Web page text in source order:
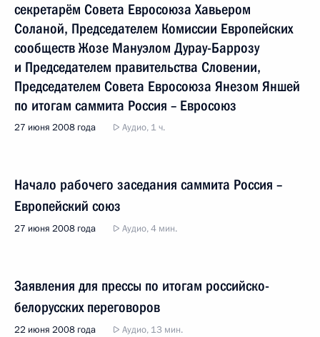
секретарём Совета Евросоюза Хавьером
Соланой, Председателем Комиссии Европейских
сообществ Жозе Мануэлом Дурау-Баррозу
и Председателем правительства Словении,
Председателем Совета Евросоюза Янезом Яншей
по итогам саммита Россия – Евросоюз
27 июня 2008 года Аудио, 1 ч.
Начало рабочего заседания саммита Россия –
Европейский союз
27 июня 2008 года Аудио, 4 мин.
Заявления для прессы по итогам российско-
белорусских переговоров
22 июня 2008 года Аудио, 13 мин.